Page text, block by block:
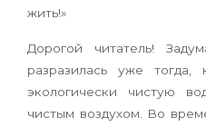
жить!»
Дорогой читатель!
разразилась уже
экологически чистую
чистым воздухом. Во